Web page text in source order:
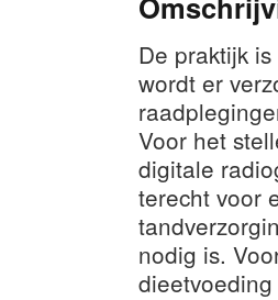
De praktijk
wordt er
Voor het
digitale
terecht voor
nodig is.